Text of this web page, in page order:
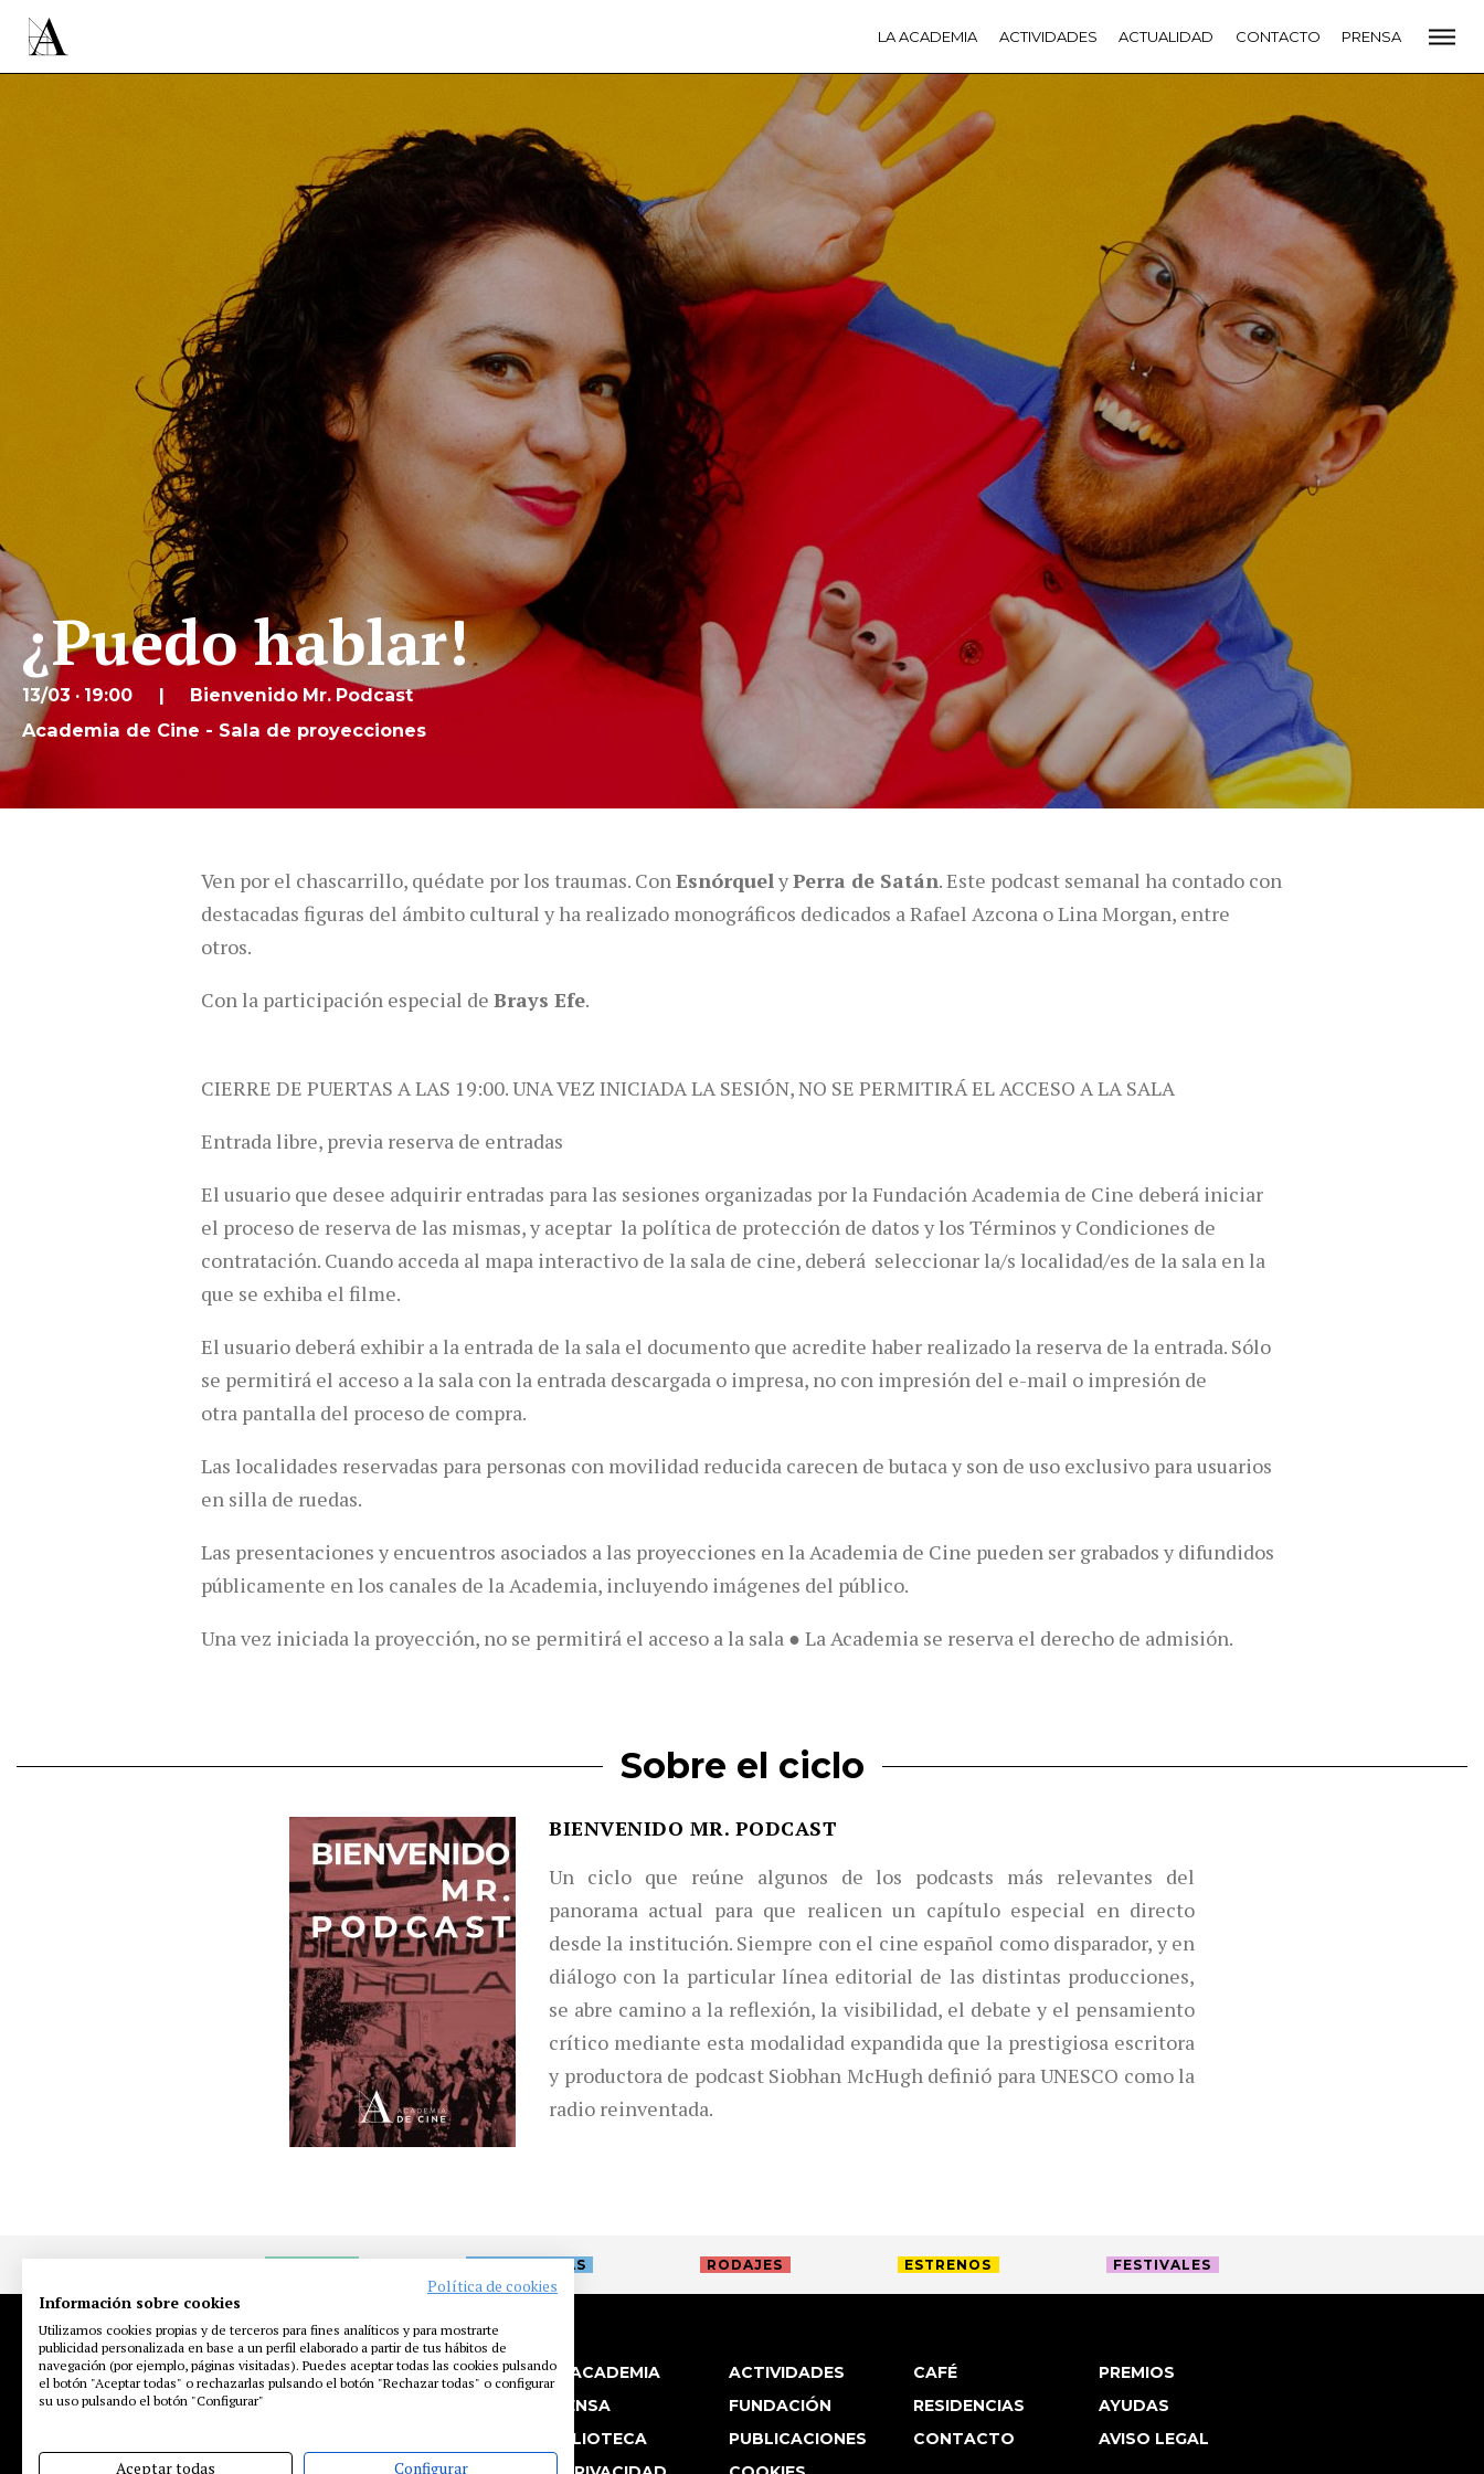
LA ACADEMIA ACTIVIDADES ACTUALIDAD CONTACTO PRENSA
¿Puedo hablar!
13/03 · 19:00 Bienvenido Mr. Podcast
Academia de Cine - Sala de proyecciones
Ven por el chascarrillo, quédate por los traumas. ConEsnórquelyPerra de Satán. Este podcast semanal ha contado con
destacadas figuras del ámbito cultural y ha realizado monográficos dedicados a Rafael Azcona o Lina Morgan, entre
otros.
Con la participación especial de Brays Efe.
CIERRE DE PUERTAS A LAS 19:00. UNA VEZ INICIADA LA SESIÓN, NO SE PERMITIRÁ EL ACCESO A LA SALA
Entrada libre, previa reserva de entradas
El usuario que desee adquirir entradas para las sesiones organizadas por la Fundación Academia de Cine deberá iniciar
el proceso de reserva de las mismas, y aceptar la política de protección de datos y los Términos y Condiciones de
contratación. Cuando acceda al mapa interactivo de la sala de cine, deberá seleccionar la/s localidad/es de la sala en la
que se exhiba el filme.
El usuario deberá exhibir a la entrada de la sala el documento que acredite haber realizado la reserva de la entrada. Sólo
se permitirá el acceso a la sala con la entrada descargada o impresa, no con impresión del e-mail o impresión de
otra pantalla del proceso de compra.
Las localidades reservadas para personas con movilidad reducida carecen de butaca y son de uso exclusivo para usuarios
en silla de ruedas.
Las presentaciones y encuentros asociados a las proyecciones en la Academia de Cine pueden ser grabados y difundidos
públicamente en los canales de la Academia, incluyendo imágenes del público.
Una vez iniciada la proyección, no se permitirá el acceso a la sala ● La Academia se reserva el derecho de admisión.
Sobre el ciclo
BIENVENIDO MR. PODCAST
Un ciclo que reúne algunos de los podcasts más relevantes del
panorama actual para que realicen un capítulo especial en directo
desde la institución. Siempre con el cine español como disparador, y en
diálogo con la particular línea editorial de las distintas producciones,
se abre camino a la reflexión, la visibilidad, el debate y el pensamiento
crítico mediante esta modalidad expandida que la prestigiosa escritora
y productora de podcast Siobhan McHugh definió para UNESCO como la
radio reinventada.
NOTICIAS ENTREVISTAS RODAJES ESTRENOS FESTIVALES
LA ACADEMIA ACTIVIDADES CAFÉ
PREMIOS
PRENSA
FUNDACIÓN RESIDENCIAS
AYUDAS
BIBLIOTECA
PUBLICACIONES CONTACTO
AVISO LEGAL
LA ACADEMIA PREMIOS GOYA FUNDACIÓN
CONTACTO
Política de cookies
Información sobre cookies
Utilizamos cookies propias y de terceros para fines analíticos y para mostrarte
publicidad personalizada en base a un perfil elaborado a partir de tus hábitos de
navegación (por ejemplo, páginas visitadas). Puedes aceptar todas las cookies pulsando
el botón "Aceptar todas" o rechazarlas pulsando el botón "Rechazar todas" o configurar
su uso pulsando el botón "Configurar"
Aceptar todas Configurar